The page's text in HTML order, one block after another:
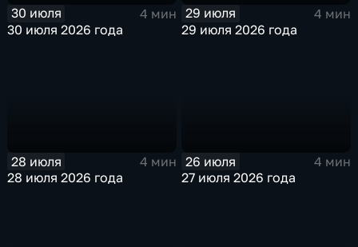
30 июля
4 мин
30 июля 2026 года
29 июля
4 мин
29 июля 2026 года
28 июля
4 мин
28 июля 2026 года
26 июля
4 мин
27 июля 2026 года